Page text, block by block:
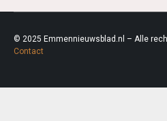
© 2025 Emmennieuwsblad.nl – Alle
Contact